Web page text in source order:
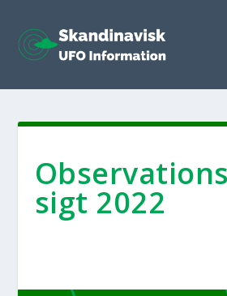
sigt 2022